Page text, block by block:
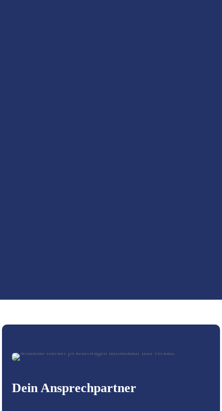
Dein Ansprechpartner